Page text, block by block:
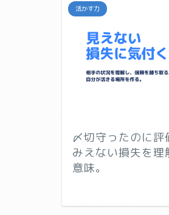
活かす力
〆切守ったのに
みえない損失を理
意味。